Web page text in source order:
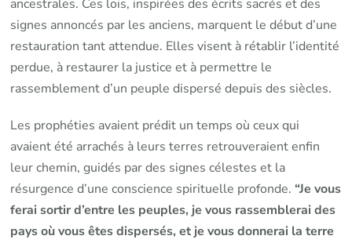
ancestrales. Ces lois, inspirées des écrits sacrés et des
signes annoncés par les anciens, marquent le début d’une
restauration tant attendue. Elles visent à rétablir l’identité
perdue, à restaurer la justice et à permettre le
rassemblement d’un peuple dispersé depuis des siècles.
Les prophéties avaient prédit un temps où ceux qui
avaient été arrachés à leurs terres retrouveraient enfin
leur chemin, guidés par des signes célestes et la
résurgence d’une conscience spirituelle profonde. “Je vous
ferai sortir d’entre les peuples, je vous rassemblerai des
pays où vous êtes dispersés, et je vous donnerai la terre